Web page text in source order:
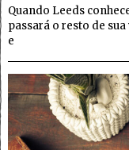
Quando Leeds
passará o resto de
e